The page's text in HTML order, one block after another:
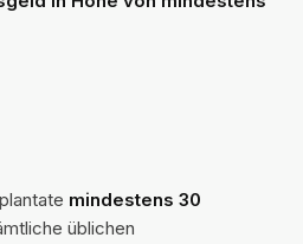
mindestens 30
üblichen